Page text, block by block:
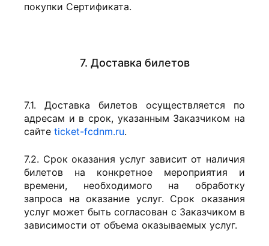
покупки Сертификата.
7. Доставка билетов
7.1. Доставка билетов осуществляется по
адресам и в срок, указанным Заказчиком на
сайтеticket-fcdnm.ru.
7.2. Срок оказания услуг зависит от наличия
билетов на конкретное мероприятия и
времени, необходимого на обработку
запроса на оказание услуг. Срок оказания
услуг может быть согласован с Заказчиком в
зависимости от объема оказываемых услуг.